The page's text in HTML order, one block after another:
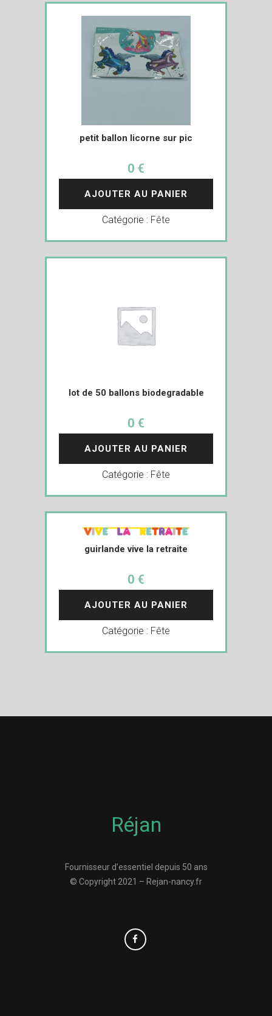
petit ballon licorne sur pic
0 €
AJOUTER AU PANIER
Catégorie : Fête
lot de 50 ballons biodegradable
0 €
AJOUTER AU PANIER
Catégorie : Fête
guirlande vive la retraite
0 €
AJOUTER AU PANIER
Catégorie : Fête
Réjan
Fournisseur d’essentiel depuis 50 ans
© Copyright 2021 – Rejan-nancy.fr